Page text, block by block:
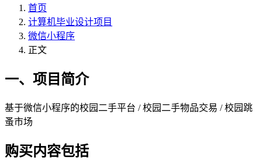
首页
计算机毕业设计项目
微信小程序
正文
一、项目简介
基于微信小程序的校园二手平台 / 校园二手物品交易 / 校园跳
蚤市场
购买内容包括